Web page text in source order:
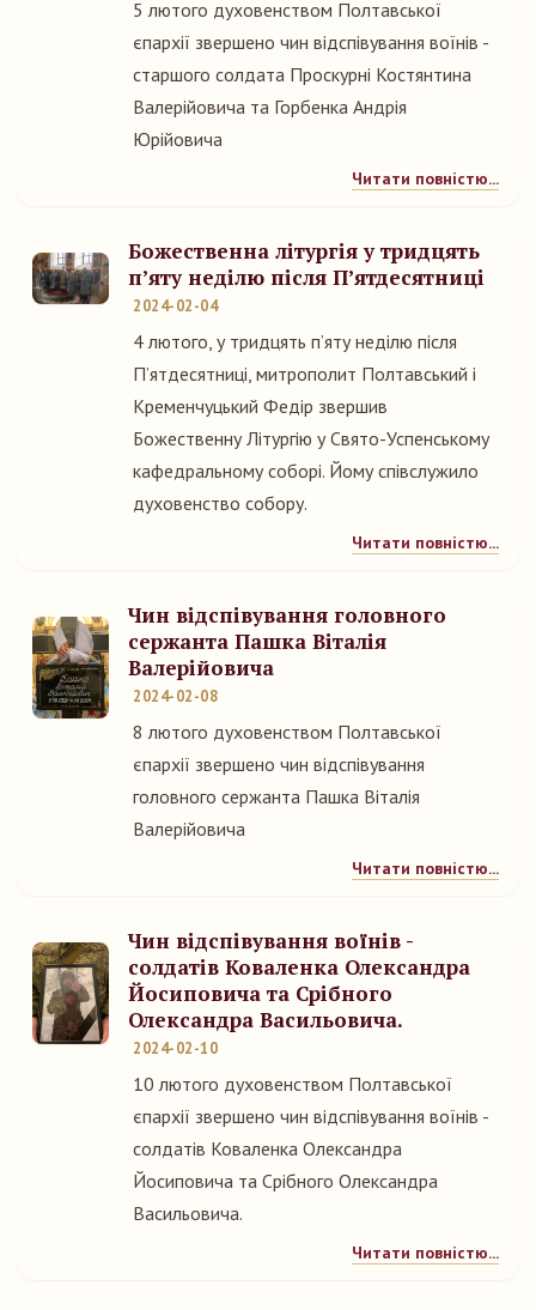
5 лютого духовенством Полтавської
єпархії звершено чин відспівування воїнів -
старшого солдата Проскурні Костянтина
Валерійовича та Горбенка Андрія
Юрійовича
Читати повністю...
Божественна літургія у тридцять
п’яту неділю після П’ятдесятниці
2024-02-04
4 лютого, у тридцять п’яту неділю після
П’ятдесятниці, митрополит Полтавський і
Кременчуцький Федір звершив
Божественну Літургію у Свято-Успенському
кафедральному соборі. Йому співслужило
духовенство собору.
Читати повністю...
Чин відспівування головного
сержанта Пашка Віталія
Валерійовича
2024-02-08
8 лютого духовенством Полтавської
єпархії звершено чин відспівування
головного сержанта Пашка Віталія
Валерійовича
Читати повністю...
Чин відспівування воїнів -
солдатів Коваленка Олександра
Йосиповича та Срібного
Олександра Васильовича.
2024-02-10
10 лютого духовенством Полтавської
єпархії звершено чин відспівування воїнів -
солдатів Коваленка Олександра
Йосиповича та Срібного Олександра
Васильовича.
Читати повністю...